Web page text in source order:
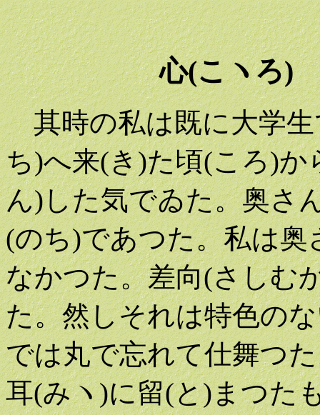
心(こヽろ)
其時の私は既に大学生
ち)へ来(き)た頃(ころ)
ん)した気でゐた。奥さ
(のち)であつた。私は
なかつた。差向(さしむ
た。然しそれは特色の
では丸で忘れて仕舞つ
耳(みヽ)に留(と)まつた